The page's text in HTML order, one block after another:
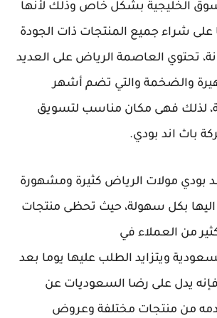
الخليجية بشكل خاص وذلك لأنها
على شراء جميع المنتجات ذات الجودة
تحتوي العاصمة الرياض على العديد
والضخمة والتي تضم أشهر
لذلك فهى مكان مناسب لتسويق
باث اند بودي.
بودي مولات الرياض كثيرة ومشهورة
بكل سهولة، حيث تحظى منتجات
من العملاء في
ويتزايد الطلب عليها يوما بعد
يدل على رضا السعوديات عن
من منتجات مختلفة وعروض